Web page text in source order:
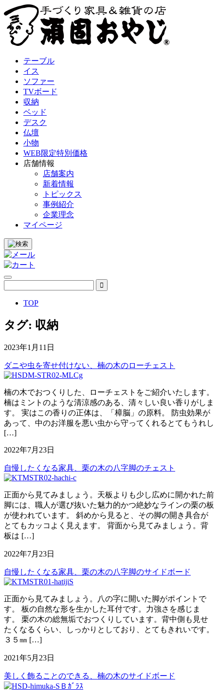
テーブル
イス
ソファー
TVボード
収納
ベッド
デスク
仏壇
小物
WEB限定特別価格
店舗情報
店舗案内
新着情報
トピックス
事例紹介
企業理念
マイページ
TOP
タグ: 収納
2023年1月11日
ダニや虫を寄せ付けない、楠の木のローチェスト
楠の木でおつくりした、ローチェストをご紹介いたします。
楠はミントのような清涼感のある、清々しい良い香りがしま
す。 実はこの香りの正体は、「樟脳」の原料。 防虫効果が
あって、中のお洋服を悪い虫から守ってくれるとてもうれし
[…]
2022年7月23日
自慢したくなる家具、栗の木の八字脚のチェスト
正面から見てみましょう。天板よりも少し広めに開かれた前
脚には、職人が選び抜いた魅力的かつ絶妙なラインの栗の板
が使われています。 斜めから見ると、その脚の開き具合が
とてもカッコよく見えます。 背面から見てみましょう。背
板は […]
2022年7月23日
自慢したくなる家具、栗の木の八字脚のサイドボード
正面から見てみましょう。八の字に開いた脚がポイントで
す。 板の自然な形を生かした耳付です。力強さを感じま
す。 栗の木の総無垢でおつくりしています。背中側も見せ
たくなるくらい、しっかりとしており、とてもきれいです。
３５㎜ […]
2021年5月23日
美しく飾ることのできる、楠の木のサイドボード